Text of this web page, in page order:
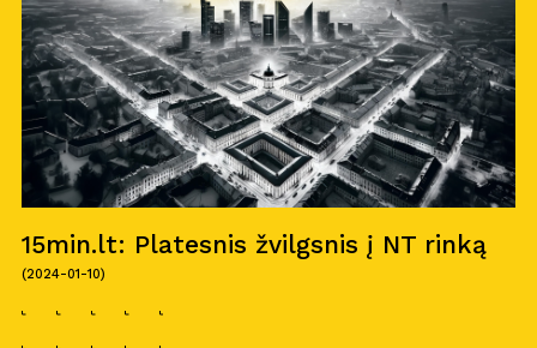
15min.lt: Platesnis žvilgsnis į NT rinką
(2024-01-10)